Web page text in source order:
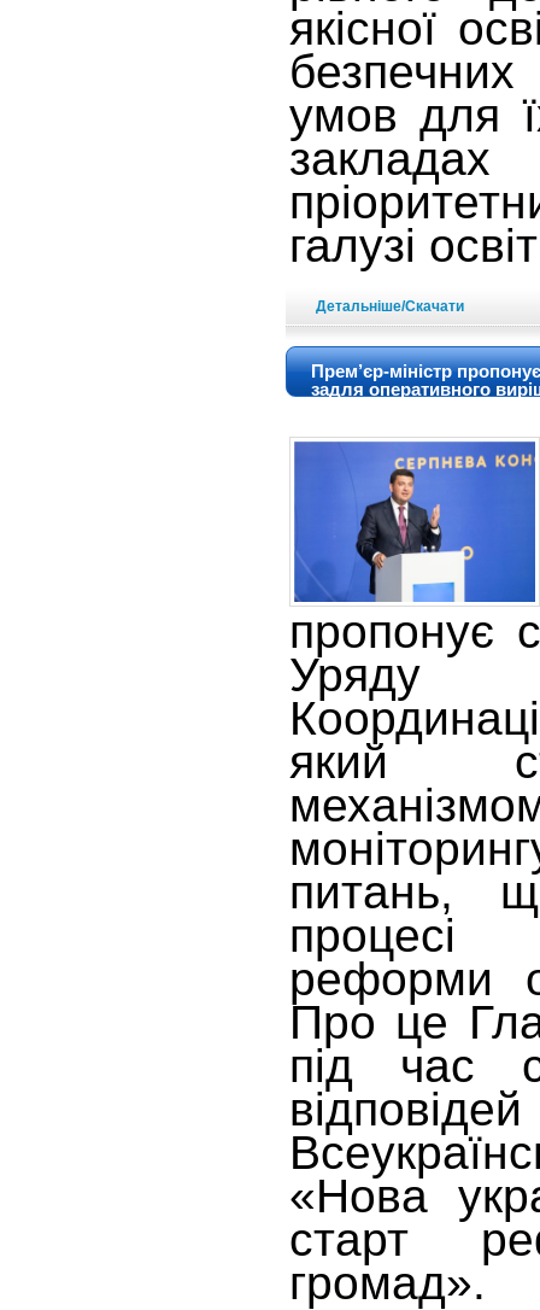
якісної
умов для
галузі
Детальніше/Скачати
Прем’єр-міністр
задля оперативного
пропонує
Уряду
який
питань,
процесі
реформи
Про це
під час
«Нова
старт
громад».